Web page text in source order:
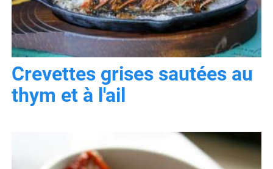
Crevettes grises sautées au
thym et à l'ail